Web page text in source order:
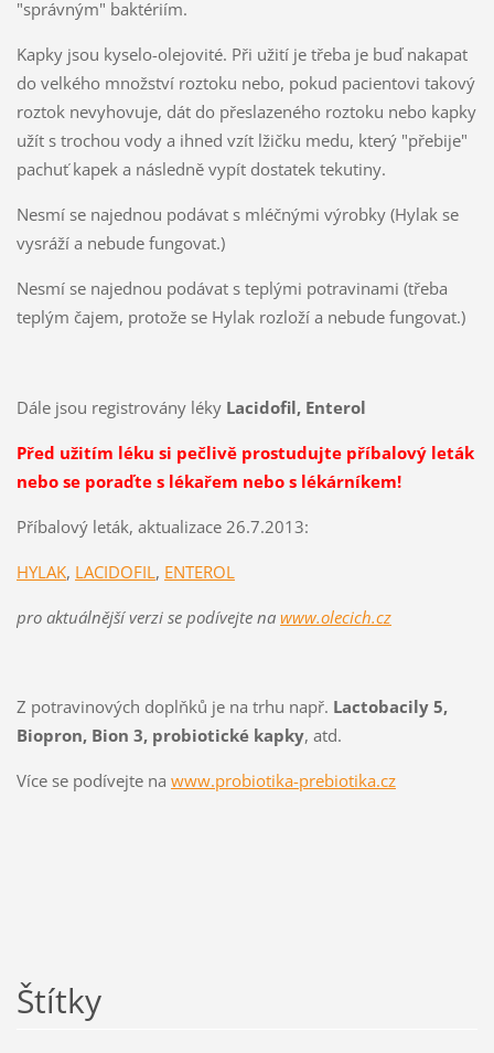
"správným" baktériím.
Kapky jsou kyselo-olejovité. Při užití je třeba je buď nakapat
do velkého množství roztoku nebo, pokud pacientovi takový
roztok nevyhovuje, dát do přeslazeného roztoku nebo kapky
užít s trochou vody a ihned vzít lžičku medu, který "přebije"
pachuť kapek a následně vypít dostatek tekutiny.
Nesmí se najednou podávat s mléčnými výrobky (Hylak se
vysráží a nebude fungovat.)
Nesmí se najednou podávat s teplými potravinami (třeba
teplým čajem, protože se Hylak rozloží a nebude fungovat.)
Dále jsou registrovány léky Lacidofil, Enterol
Před užitím léku si pečlivě prostudujte příbalový leták
nebo se poraďte s lékařem nebo s lékárníkem!
Příbalový leták, aktualizace 26.7.2013:
HYLAK, LACIDOFIL, ENTEROL
pro aktuálnější verzi se podívejte na www.olecich.cz
Z potravinových doplňků je na trhu např. Lactobacily 5,
Biopron, Bion 3, probiotické kapky, atd.
Více se podívejte na www.probiotika-prebiotika.cz
Štítky